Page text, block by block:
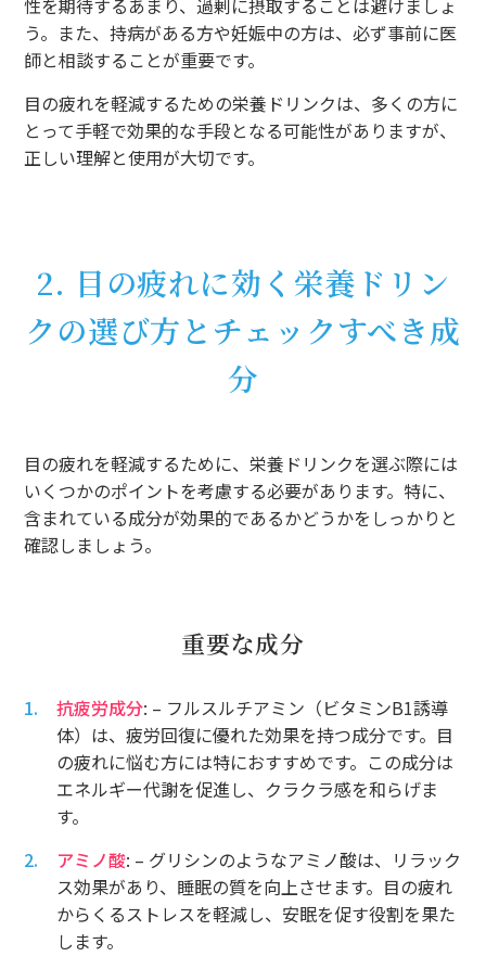
う。また、持病がある方や妊娠中の方は、必ず事前に医
師と相談することが重要です。
目の疲れを軽減するための栄養ドリンクは、多くの方に
とって手軽で効果的な手段となる可能性がありますが、
正しい理解と使用が大切です。
2. 目の疲れに効く栄養ドリン
クの選び方とチェックすべき成
分
目の疲れを軽減するために、栄養ドリンクを選ぶ際には
いくつかのポイントを考慮する必要があります。特に、
含まれている成分が効果的であるかどうかをしっかりと
確認しましょう。
重要な成分
抗疲労成分: – フルスルチアミン（ビタミンB1誘導
体）は、疲労回復に優れた効果を持つ成分です。目
の疲れに悩む方には特におすすめです。この成分は
エネルギー代謝を促進し、クラクラ感を和らげま
す。
アミノ酸: – グリシンのようなアミノ酸は、リラック
ス効果があり、睡眠の質を向上させます。目の疲れ
からくるストレスを軽減し、安眠を促す役割を果た
します。